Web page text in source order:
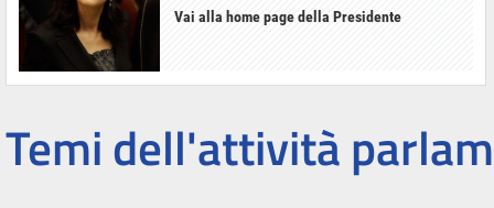
Vai alla home page della Presidente
Temi dell'attività